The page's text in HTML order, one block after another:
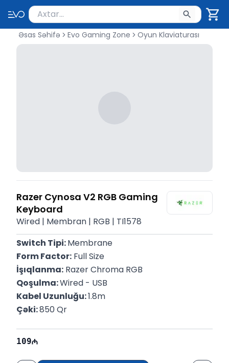
Məhsul axtar
Axtarış üçün ən azı 2 simvol yazın. Göndərmək
Əsas Səhifə Evo Gaming Zone Oyun Klaviaturası
Razer Cynosa V2 RGB Gaming
Keyboard
Wired | Membran | RGB | TI1578
Switch Tipi: Membrane
Form Factor: Full Size
İşıqlanma: Razer Chroma RGB
Qoşulma: Wired - USB
Kabel Uzunluğu: 1.8m
Çəki: 850 Qr
109